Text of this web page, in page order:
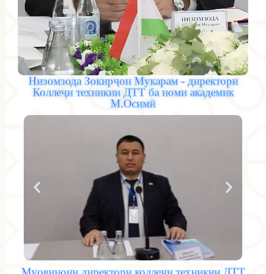
Низомзода Зокирҷон Мукарам - директори
Коллеҷи техникии ДТТ ба номи академик
М.Оcимӣ